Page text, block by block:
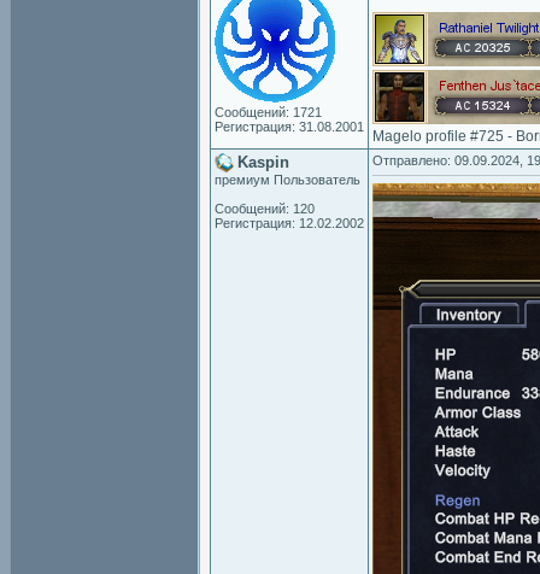
Сообщений: 1721
Регистрация: 31.08.2001
Magelo profile #725 -
Kaspin
премиум Пользователь
Сообщений: 120
Регистрация: 12.02.2002
Отправлено: 09.09.2024,